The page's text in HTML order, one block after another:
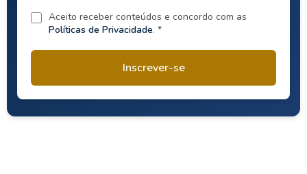
Aceito receber conteúdos e concordo com as
Políticas de Privacidade. *
Inscrever-se